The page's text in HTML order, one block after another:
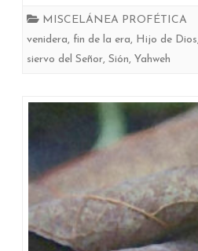
MISCELÁNEA PROFÉTICA
venidera, fin de la era, Hijo de Dios,
siervo del Señor, Sión, Yahweh